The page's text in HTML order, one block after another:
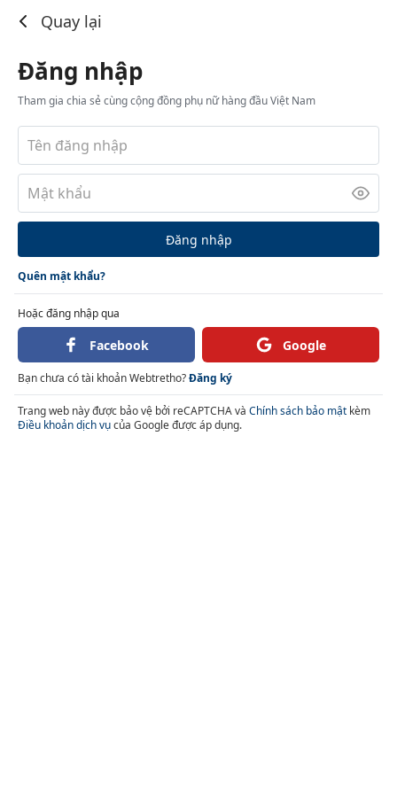
Quay lại
Đăng nhập
Tham gia chia sẻ cùng cộng đồng phụ nữ hàng đầu Việt Nam
Đăng nhập
Quên mật khẩu?
Hoặc đăng nhập qua
Facebook Google
Bạn chưa có tài khoản Webtretho?Đăng ký
Trang web này được bảo vệ bởi reCAPTCHA và Chính sách bảo mật kèm
Điều khoản dịch vụcủa Google được áp dụng.